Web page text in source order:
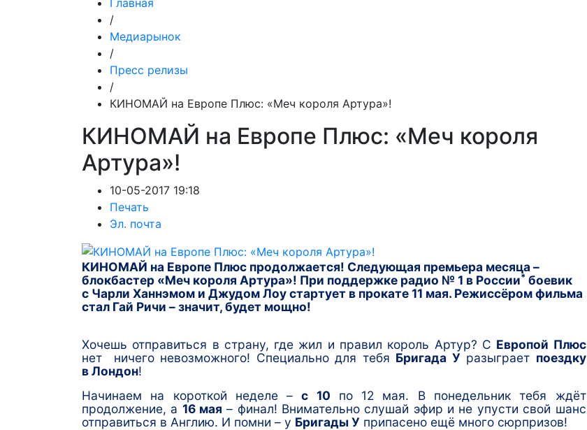
Главная
/
Медиарынок
/
Пресс релизы
/
КИНОМАЙ на Европе Плюс: «Меч короля Артура»!
КИНОМАЙ на Европе Плюс: «Меч короля
Артура»!
10-05-2017 19:18
Печать
Эл. почта
КИНОМАЙ на Европе Плюс продолжается! Следующая премьера месяца –
блокбастер «Меч короля Артура»! При поддержке радио № 1 в России* боевик
с Чарли Ханнэмом и Джудом Лоу стартует в прокате 11 мая. Режиссёром фильма
стал Гай Ричи – значит, будет мощно!
Хочешь отправиться в страну, где жил и правил король Артур? С Европой Плюс
нет ничего невозможного! Специально для тебя Бригада У разыграет поездку
в Лондон!
Начинаем на короткой неделе –с 10 по 12 мая. В понедельник тебя ждёт
продолжение, а 16 мая – финал! Внимательно слушай эфир и не упусти свой шанс
отправиться в Англию. И помни – у Бригады У припасено ещё много сюрпризов!